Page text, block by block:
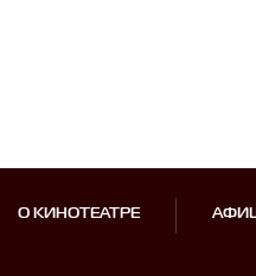
О КИНОТЕАТРЕ